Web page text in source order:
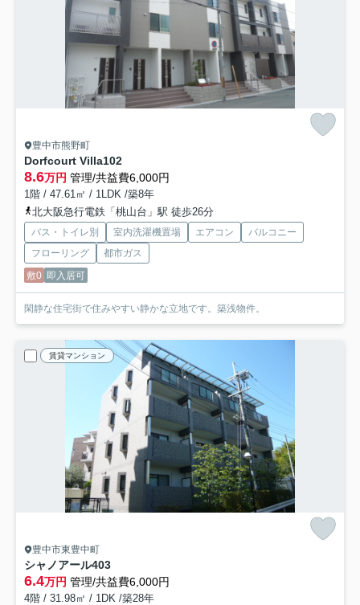
豊中市熊野町
Dorfcourt Villa102
8.6万円 管理/共益費6,000円
1階 / 47.61㎡ / 1LDK /築8年
北大阪急行電鉄「桃山台」駅 徒歩26分
バス・トイレ別 室内洗濯機置場 エアコン
バルコニー
フローリング
都市ガス
敷0 即入居可
閑静な住宅街で住みやすい静かな立地です。築浅物件。
賃貸マンション
豊中市東豊中町
シャノアール403
6.4万円 管理/共益費6,000円
4階 / 31.98㎡ / 1DK /築28年